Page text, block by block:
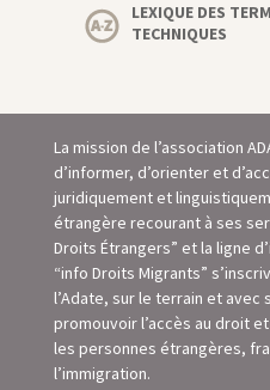
LEXIQUE DES
TECHNIQUES
La mission de l’association
d’informer, d’orienter et
juridiquement et
étrangère recourant à ses
Droits Étrangers” et la ligne
“info Droits Migrants”
l’Adate, sur le terrain et
promouvoir l’accès au droit
les personnes étrangères,
l’immigration.